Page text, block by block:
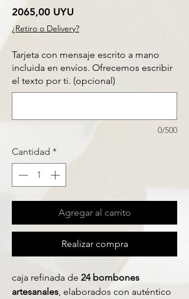
2065,00 UYU
¿Retiro o Delivery?
Tarjeta con mensaje escrito a mano
incluida en envíos. Ofrecemos escribir
el texto por ti. (opcional)
0/500
Cantidad *
Agregar al carrito
Realizar compra
caja refinada de 24 bombones
artesanales , elaborados con auténtico